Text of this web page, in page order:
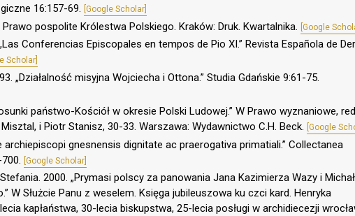
16:157-69. [Google Scholar]
pospolite Królestwa Polskiego. Kraków: Druk. Kwartalnika. [Google
Conferencias Episcopales en tempos de Pio XI.” Revista Española de
Scholar]
„Działalność misyjna Wojciecha i Ottona.” Studia Gdańskie 9:61-75.
państwo-Kościół w okresie Polski Ludowej.” W Prawo wyznaniowe,
i Piotr Stanisz, 30-33. Warszawa: Wydawnictwo C.H. Beck. [Google
archiepiscopi gnesnensis dignitate ac praerogativa primatiali.” Collectanea
[Google Scholar]
2000. „Prymasi polscy za panowania Jana Kazimierza Wazy i
W Służcie Panu z weselem. Księga jubileuszowa ku czci kard. Henryka
kapłaństwa, 30-lecia biskupstwa, 25-lecia posługi w archidiecezji